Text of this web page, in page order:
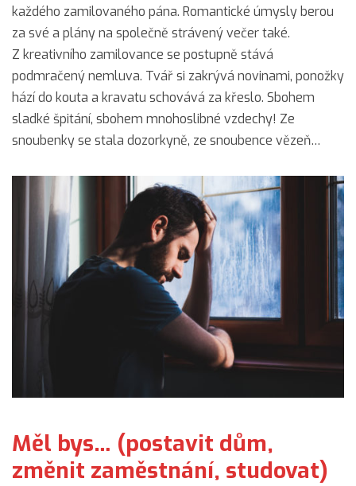
každého zamilovaného pána. Romantické úmysly berou
za své a plány na společně strávený večer také.
Z kreativního zamilovance se postupně stává
podmračený nemluva. Tvář si zakrývá novinami, ponožky
hází do kouta a kravatu schovává za křeslo. Sbohem
sladké špitání, sbohem mnohoslibné vzdechy! Ze
snoubenky se stala dozorkyně, ze snoubence vězeň…
Měl bys… (postavit dům,
změnit zaměstnání, studovat)